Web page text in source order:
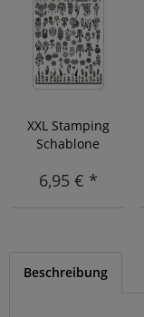
XXL Stamping
Schablone
6,95 € *
Beschreibung